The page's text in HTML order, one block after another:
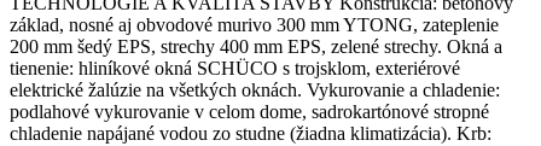
základ, nosné aj obvodové murivo 300 mm YTONG, zateplenie
200 mm šedý EPS, strechy 400 mm EPS, zelené strechy. Okná a
tienenie: hliníkové okná SCHÜCO s trojsklom, exteriérové
elektrické žalúzie na všetkých oknách. Vykurovanie a chladenie:
podlahové vykurovanie v celom dome, sadrokartónové stropné
chladenie napájané vodou zo studne (žiadna klimatizácia). Krb: